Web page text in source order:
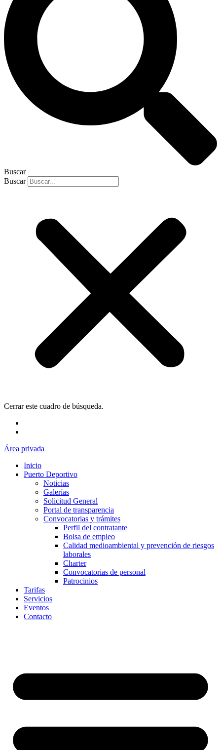
Buscar
Buscar
Cerrar este cuadro de búsqueda.
Área privada
Inicio
Puerto Deportivo
Noticias
Galerías
Solicitud General
Portal de transparencia
Convocatorias y trámites
Perfil del contratante
Bolsa de empleo
Calidad medioambiental y prevención de riesgos
laborales
Charter
Convocatorias de personal
Patrocinios
Tarifas
Servicios
Eventos
Contacto